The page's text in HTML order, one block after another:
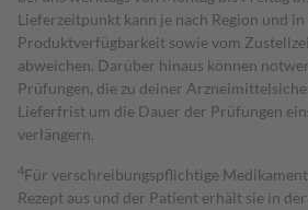
Lieferzeitpunkt kann je nach Region und
Produktverfügbarkeit sowie vom
abweichen. Darüber hinaus können
Prüfungen, die zu deiner
Lieferfrist um die Dauer der Prüfungen
verlängern.
4Für verschreibungspflichtige
Rezept aus und der Patient erhält sie in